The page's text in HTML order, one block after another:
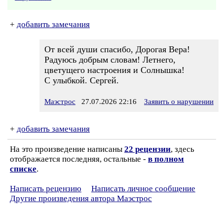
+ добавить замечания
От всей души спасибо, Дорогая Вера!
Радуюсь добрым словам! Летнего,
цветущего настроения и Солнышка!
С улыбкой. Сергей.
Маэстрос 27.07.2026 22:16 Заявить о нарушении
+ добавить замечания
На это произведение написаны 22 рецензии, здесь
отображается последняя, остальные - в полном
списке.
Написать рецензию
Написать личное сообщение
Другие произведения автора Маэстрос